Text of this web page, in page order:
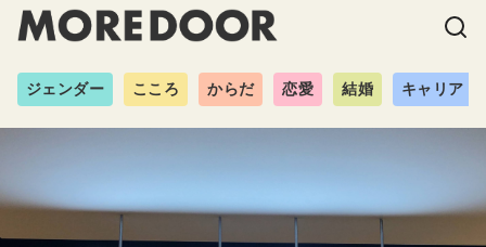
ジェンダー こころ からだ 恋愛 結婚 キャリア